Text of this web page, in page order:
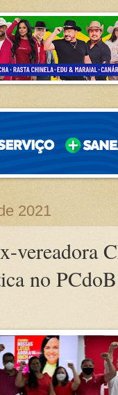
2021
vereadora
no PCdoB